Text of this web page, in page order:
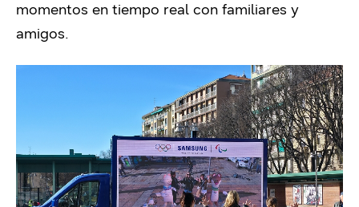
momentos en tiempo real con familiares y
amigos.